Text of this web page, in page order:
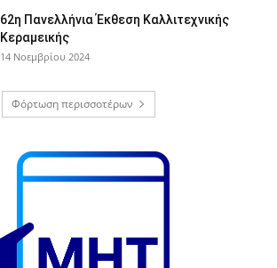
62η Πανελλήνια Έκθεση Καλλιτεχνικής
Κεραμεικής
14 Νοεμβρίου 2024
Φόρτωση περισσοτέρων